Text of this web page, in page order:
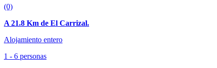
(0)
A 21.8 Km de El Carrizal.
Alojamiento entero
1 - 6 personas